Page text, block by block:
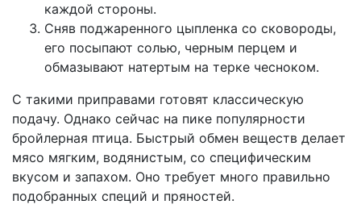
каждой стороны.
Сняв поджаренного цыпленка со сковороды,
его посыпают солью, черным перцем и
обмазывают натертым на терке чесноком.
С такими приправами готовят классическую
подачу. Однако сейчас на пике популярности
бройлерная птица. Быстрый обмен веществ делает
мясо мягким, водянистым, со специфическим
вкусом и запахом. Оно требует много правильно
подобранных специй и пряностей.